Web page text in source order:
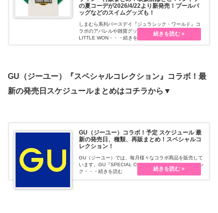
の夏コーデが2026/4/22より新発売！プールバ
ッグなどのスイムグッズも！
しまむら系列バースデイ『ジュラシック・ワールド』コ
ラボのアパレルや雑貨グッズを販売しています。MY
LITTLE WON・・・続きを読む
GU（ジーユー）『スペシャルコレクション』コラボ！最
新の発売日スケジュールまとめはコチラから▼
GU（ジーユー）コラボ！予定 スケジュール 最
新の発売日、種類、再販まとめ！スペシャルコ
レクション！
GU（ジーユー）では、毎月様々なコラボ商品を販売して
います。GU『SPECIAL COLLECTION（スペシャルコレ
ク・・・続きを読む